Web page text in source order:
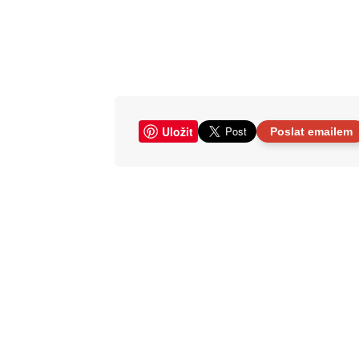
Uložit Poslat emailem